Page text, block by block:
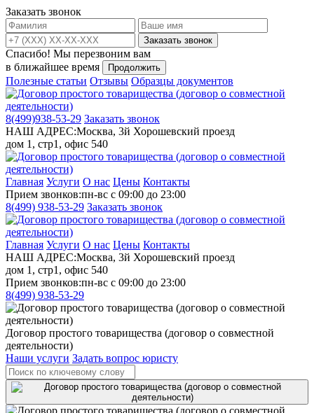
Заказать звонок
Заказать звонок
Спасибо! Мы перезвоним вам
в ближайшее время
Продолжить
Полезные статьи Отзывы Образцы документов
8(499)938-53-29 Заказать звонок
НАШ АДРЕС:Москва, 3й Хорошевский проезд
дом 1, стр1, офис 540
Главная Услуги О нас Цены Контакты
Прием звонков:пн-вс с 09:00 до 23:00
8(499) 938-53-29 Заказать звонок
Главная Услуги О нас Цены Контакты
НАШ АДРЕС:Москва, 3й Хорошевский проезд
дом 1, стр1, офис 540
Прием звонков:пн-вс с 09:00 до 23:00
8(499) 938-53-29
Договор простого товарищества (договор о совместной
деятельности)
Наши услуги Задать вопрос юристу